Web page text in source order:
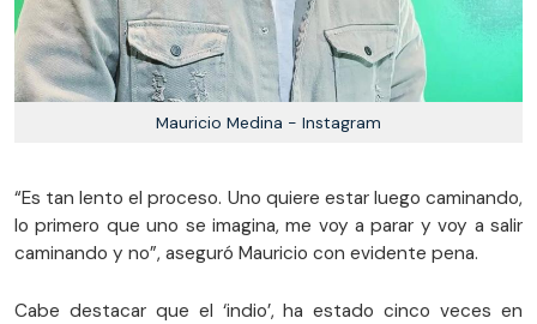
Mauricio Medina - Instagram
“Es tan lento el proceso. Uno quiere estar luego caminando,
lo primero que uno se imagina, me voy a parar y voy a salir
caminando y no”, aseguró Mauricio con evidente pena.
Cabe destacar que el ‘indio’, ha estado cinco veces en